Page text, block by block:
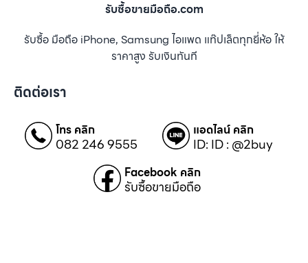
รับซื้อขายมือถือ.com
รับซื้อ มือถือ iPhone, Samsung ไอแพด แท๊ปเล็ตทุกยี่ห้อ ให้
ราคาสูง รับเงินทันที
ติดต่อเรา
โทร คลิก
082 246 9555
แอดไลน์ คลิก
ID: ID : @2buy
Facebook คลิก
รับซื้อขายมือถือ